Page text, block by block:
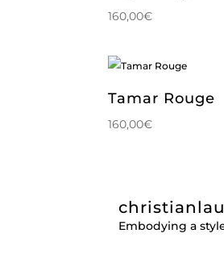
160,00€
Tamar Rouge
160,00€
Embodying a